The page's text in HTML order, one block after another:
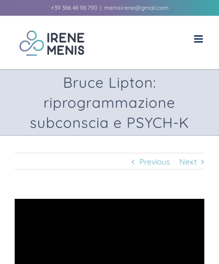
+39 366 48 98 790 | menisirene@gmail.com
Bruce Lipton:
riprogrammazione
subconscia e PSYCH-K
Previous Next